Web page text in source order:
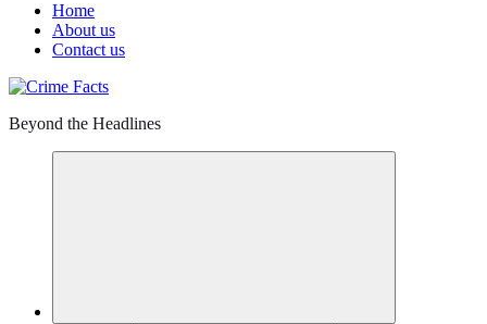
Home
About us
Contact us
Beyond the Headlines